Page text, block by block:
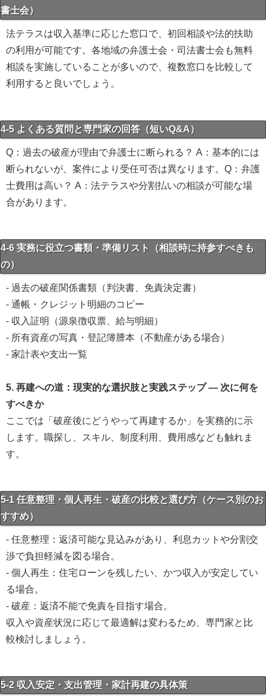
書士会）
法テラスは収入基準に応じた窓口で、初回相談や法的扶助
の利用が可能です。各地域の弁護士会・司法書士会も無料
相談を実施していることが多いので、複数窓口を比較して
利用すると良いでしょう。
4-5 よくある質問と専門家の回答（短いQ&A）
Q：過去の破産が理由で弁護士に断られる？ A：基本的には
断られないが、案件により受任可否は異なります。Q：弁護
士費用は高い？ A：法テラスや分割払いの相談が可能な場
合があります。
4-6 実務に役立つ書類・準備リスト（相談時に持参すべきも
の）
- 過去の破産関係書類（判決書、免責決定書）
- 通帳・クレジット明細のコピー
- 収入証明（源泉徴収票、給与明細）
- 所有資産の写真・登記簿謄本（不動産がある場合）
- 家計表や支出一覧
5. 再建への道：現実的な選択肢と実践ステップ — 次に何を
すべきか
ここでは「破産後にどうやって再建するか」を実務的に示
します。職探し、スキル、制度利用、費用感なども触れま
す。
5-1 任意整理・個人再生・破産の比較と選び方（ケース別のお
すすめ）
- 任意整理：返済可能な見込みがあり、利息カットや分割交
渉で負担軽減を図る場合。
- 個人再生：住宅ローンを残したい、かつ収入が安定してい
る場合。
- 破産：返済不能で免責を目指す場合。
収入や資産状況に応じて最適解は変わるため、専門家と比
較検討しましょう。
5-2 収入安定・支出管理・家計再建の具体策